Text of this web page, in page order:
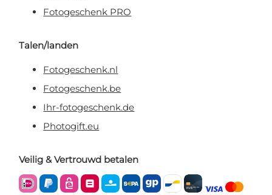
Fotogeschenk PRO
Talen/landen
Fotogeschenk.nl
Fotogeschenk.be
Ihr-fotogeschenk.de
Photogift.eu
Veilig & Vertrouwd betalen